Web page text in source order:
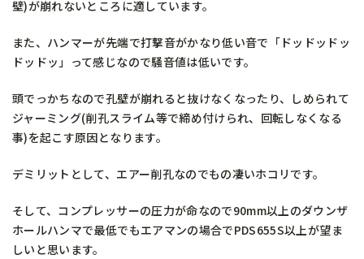
壁)が崩れないところに適しています。
また、ハンマーが先端で打撃音がかなり低い音で「ドッドッドッ
ドッドッ」って感じなので騒音値は低いです。
頭でっかちなので孔壁が崩れると抜けなくなったり、しめられて
ジャーミング(削孔スライム等で締め付けられ、回転しなくなる
事)を起こす原因となります。
デミリットとして、エアー削孔なのでもの凄いホコリです。
そして、コンプレッサーの圧力が命なので90mm以上のダウンザ
ホールハンマで最低でもエアマンの場合でPDS655S以上が望ま
しいと思います。